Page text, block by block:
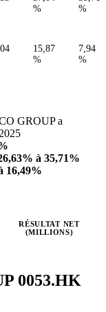
%
%
15,87
%
7,94
%
GROUP a
à 35,71%
16,49%
Kong)
RÉSULTAT NET
(MILLIONS)
0053.HK